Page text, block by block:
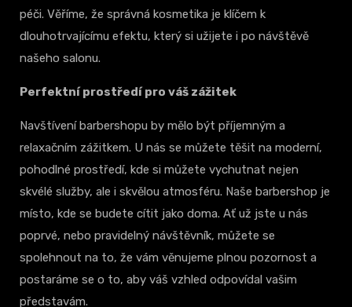
péči. Věříme, že správná kosmetika je klíčem k
dlouhotrvajícímu efektu, který si užijete i po návštěvě
našeho salonu.
Perfektní prostředí pro váš zážitek
Navštívení barbershopu by mělo být příjemným a
relaxačním zážitkem. U nás se můžete těšit na moderní,
pohodlné prostředí, kde si můžete vychutnat nejen
skvélé služby, ale i skvělou atmosféru. Naše barbershop je
místo, kde se budete cítit jako doma. Ať už jste u nás
poprvé, nebo pravidelný návštěvník, můžete se
spolehnout na to, že vám věnujeme plnou pozornost a
postaráme se o to, aby váš vzhled odpovídal vašim
představám.